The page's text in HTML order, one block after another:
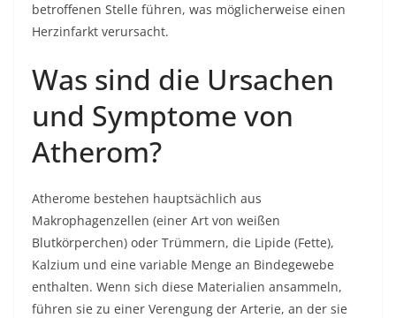
betroffenen Stelle führen, was möglicherweise einen
Herzinfarkt verursacht.
Was sind die Ursachen
und Symptome von
Atherom?
Atherome bestehen hauptsächlich aus
Makrophagenzellen (einer Art von weißen
Blutkörperchen) oder Trümmern, die Lipide (Fette),
Kalzium und eine variable Menge an Bindegewebe
enthalten. Wenn sich diese Materialien ansammeln,
führen sie zu einer Verengung der Arterie, an der sie